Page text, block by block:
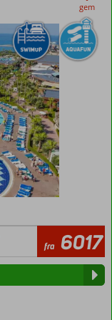
gem
fra 6017